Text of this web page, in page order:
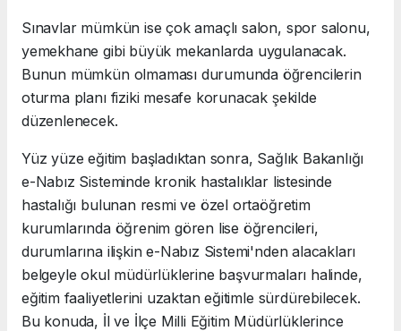
Sınavlar mümkün ise çok amaçlı salon, spor salonu,
yemekhane gibi büyük mekanlarda uygulanacak.
Bunun mümkün olmaması durumunda öğrencilerin
oturma planı fiziki mesafe korunacak şekilde
düzenlenecek.
Yüz yüze eğitim başladıktan sonra, Sağlık Bakanlığı
e-Nabız Sisteminde kronik hastalıklar listesinde
hastalığı bulunan resmi ve özel ortaöğretim
kurumlarında öğrenim gören lise öğrencileri,
durumlarına ilişkin e-Nabız Sistemi'nden alacakları
belgeyle okul müdürlüklerine başvurmaları halinde,
eğitim faaliyetlerini uzaktan eğitimle sürdürebilecek.
Bu konuda, İl ve İlçe Milli Eğitim Müdürlüklerince